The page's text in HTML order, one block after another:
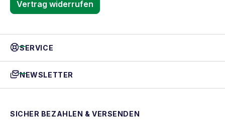
Vertrag widerrufen
SERVICE
NEWSLETTER
SICHER BEZAHLEN & VERSENDEN